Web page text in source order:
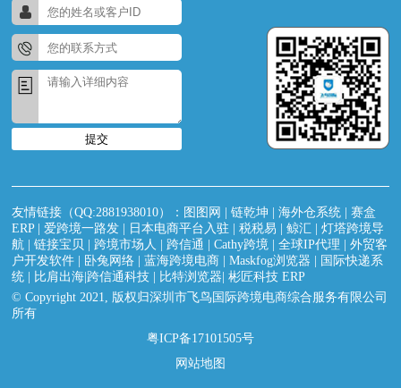
提交
友情链接（QQ:2881938010）： 图图网 |链乾坤 |海外仓系统 |赛盒
ERP|爱跨境一路发 日本电商平台入驻 |税税易 |鲸汇 |灯塔跨境导
航 |链接宝贝 |跨境市场人 |跨信通 |Cathy跨境 |全球IP代理 |外贸客
户开发软件
卧兔网络 |蓝海跨境电商 |Maskfog浏览器
国际快递系
统
比肩出海|跨信通科技 比特浏览器 |彬匠科技 ERP
© Copyright 2021, 版权归深圳市飞鸟国际跨境电商综合服务有限公司
所有
粤ICP备17101505号
网站地图